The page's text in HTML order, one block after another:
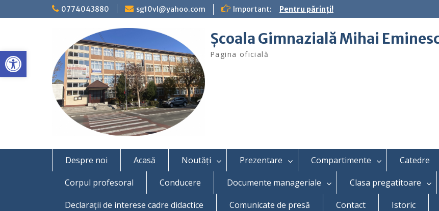
Deschide bara de unelte
to
0774043880 sg10vl@yahoo.com Important: Pentru părinţi!
Şcoala Gimnazială Mihai
Pagina oficială
Despre noi Acasă Noutăți Prezentare Compartimente Catedre
Corpul profesoral
Conducere Documente manageriale Clasa pregatitoare
Declaraţii de interese cadre didactice
Comunicate de presă Contact Istoric